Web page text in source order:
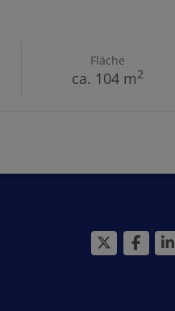
Fläche
ca. 104 m2